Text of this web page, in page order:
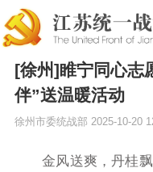
[徐州]睢宁同心志
伴”送温暖活动
徐州市委统战部 2025-10-20
金风送爽，丹桂飘